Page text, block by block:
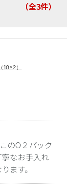
（全3件）
）
のO２パック
なお手入れ
ます。